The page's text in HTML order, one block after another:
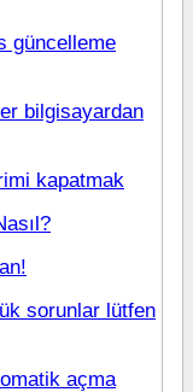
güncelleme
bilgisayardan
kapatmak
sorunlar lütfen
açma